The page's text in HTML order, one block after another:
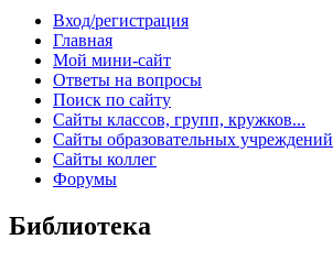
Вход/регистрация
Главная
Мой мини-сайт
Ответы на вопросы
Поиск по сайту
Сайты классов, групп, кружков...
Сайты образовательных учреждений
Сайты коллег
Форумы
Библиотека